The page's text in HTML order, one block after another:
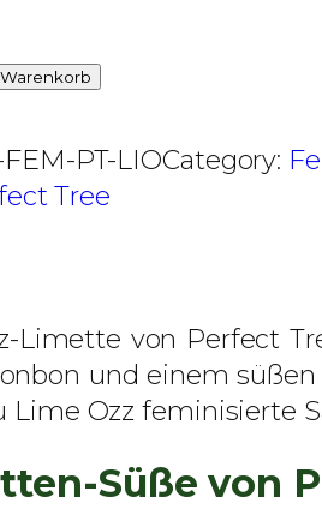
PT-LIOCategory:
Tree
von Perfect
und einem süßen
Ozz feminisierte
Süße von